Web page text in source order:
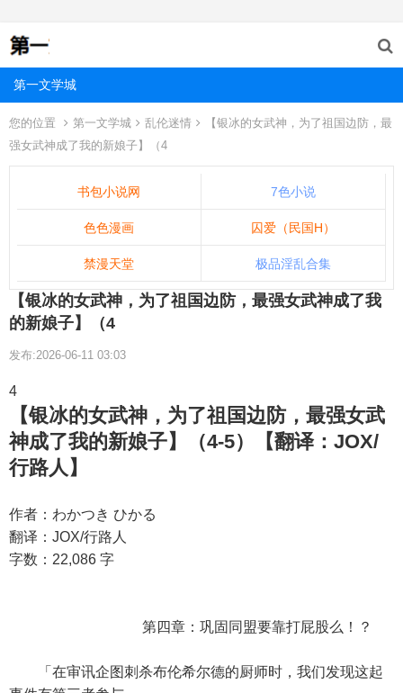
第一文学城
您的位置 第一文学城 乱伦迷情
【银冰的女武神，为了祖国边防，最
强女武神成了我的新娘子】（4
书包小说网 7色小说
色色漫画 囚爱（民国H）
禁漫天堂 极品淫乱合集
【银冰的女武神，为了祖国边防，最强女武神成了我
的新娘子】（4
发布:2026-06-11 03:03
4
【银冰的女武神，为了祖国边防，最强女武
神成了我的新娘子】（4-5）【翻译：JOX/
行路人】
作者：わかつき ひかる
翻译：JOX/行路人
字数：22,086 字
第四章：巩固同盟要靠打屁股么！？
「在审讯企图刺杀布伦希尔德的厨师时，我们发现这起